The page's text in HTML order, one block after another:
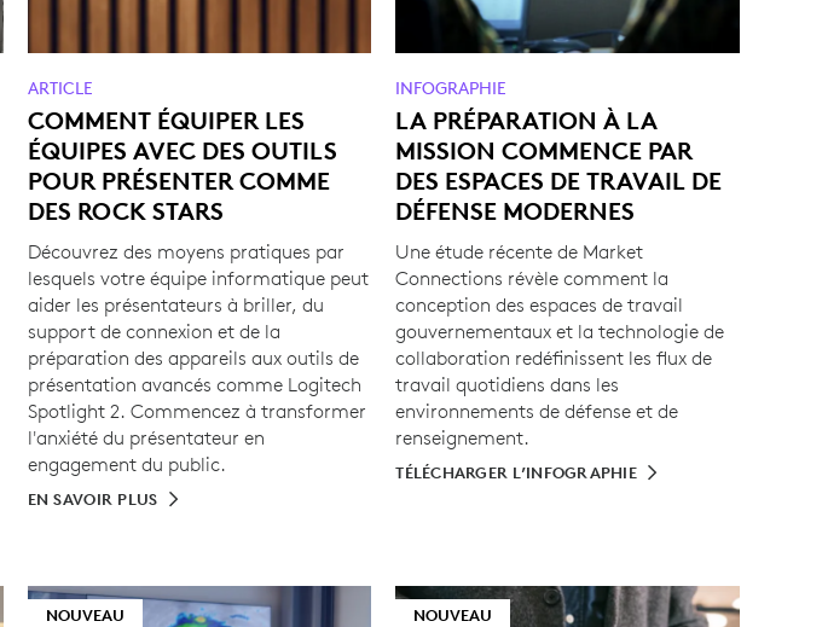
ARTICLE
COMMENT ÉQUIPER LES
ÉQUIPES AVEC DES OUTILS
POUR PRÉSENTER COMME
DES ROCK STARS
Découvrez des moyens pratiques par
lesquels votre équipe informatique peut
aider les présentateurs à briller, du
support de connexion et de la
préparation des appareils aux outils de
présentation avancés comme Logitech
Spotlight 2. Commencez à transformer
l'anxiété du présentateur en
engagement du public.
EN SAVOIR PLUS
INFOGRAPHIE
LA PRÉPARATION À LA
MISSION COMMENCE PAR
DES ESPACES DE TRAVAIL DE
DÉFENSE MODERNES
Une étude récente de Market
Connections révèle comment la
conception des espaces de travail
gouvernementaux et la technologie de
collaboration redéfinissent les flux de
travail quotidiens dans les
environnements de défense et de
renseignement.
TÉLÉCHARGER L’INFOGRAPHIE
NOUVEAU NOUVEAU